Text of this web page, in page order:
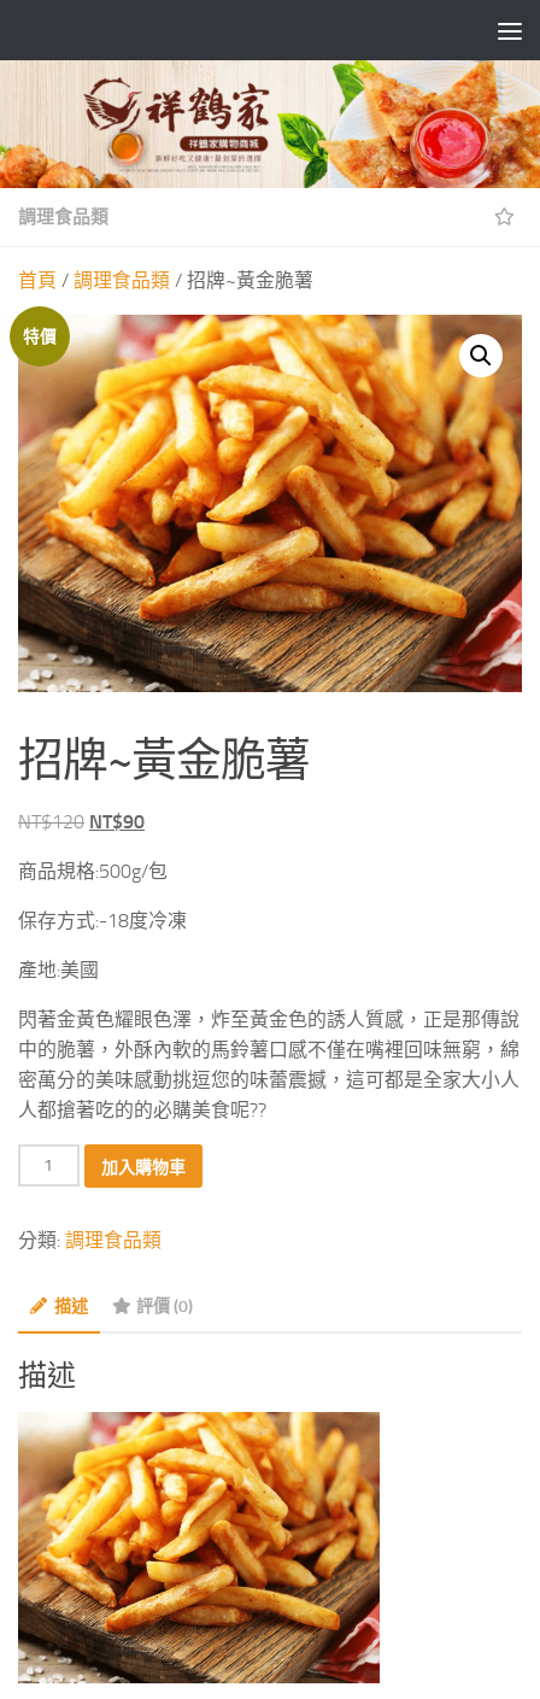
調理食品類
首頁 / 調理食品類 / 招牌~黃金脆薯
特價
招牌~黃金脆薯
NT$120 原
價
格：
NT$90目
價
格：
商品規格:500g/包
保存方式:-18度冷凍
產地:美國
閃著金黃色耀眼色澤，炸至黃金色的誘人質感，正是那傳說
中的脆薯，外酥內軟的馬鈴薯口感不僅在嘴裡回味無窮，綿
密萬分的美味感動挑逗您的味蕾震撼，這可都是全家大小人
人都搶著吃的的必購美食呢??
牌
黃
脆
薯
數
加入購物車
分類: 調理食品類
描述 評價 (0)
描述